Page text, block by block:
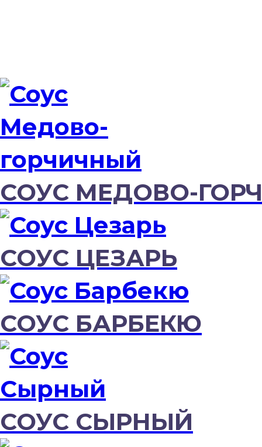
СОУС МЕДОВО-
СОУС ЦЕЗАРЬ
СОУС БАРБЕКЮ
СОУС СЫРНЫЙ